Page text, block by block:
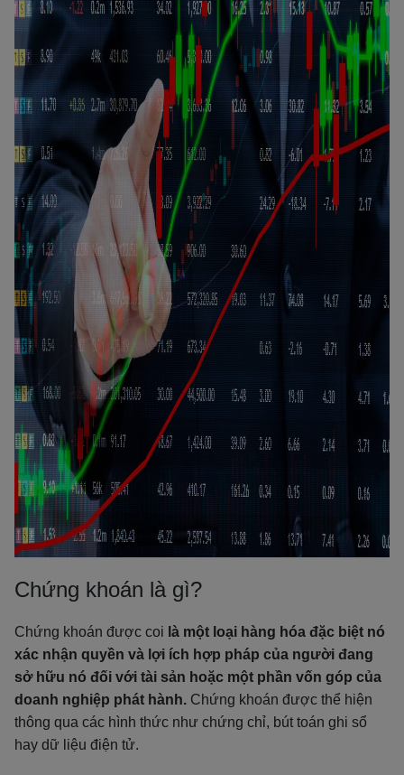
Chứng khoán là gì?
Chứng khoán được coi là một loại hàng hóa đặc biệt nó
xác nhận quyền và lợi ích hợp pháp của người đang
sở hữu nó đối với tài sản hoặc một phần vốn góp của
doanh nghiệp phát hành. Chứng khoán được thể hiện
thông qua các hình thức như chứng chỉ, bút toán ghi sổ
hay dữ liệu điện tử.